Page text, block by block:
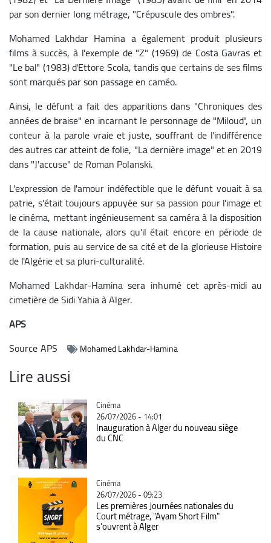
par son dernier long métrage, "Crépuscule des ombres".
Mohamed Lakhdar Hamina a également produit plusieurs
films à succès, à l'exemple de "Z" (1969) de Costa Gavras et
"Le bal" (1983) d'Ettore Scola, tandis que certains de ses films
sont marqués par son passage en caméo.
Ainsi, le défunt a fait des apparitions dans "Chroniques des
années de braise" en incarnant le personnage de "Miloud", un
conteur à la parole vraie et juste, souffrant de l'indifférence
des autres car atteint de folie, "La dernière image" et en 2019
dans "J'accuse" de Roman Polanski.
L'expression de l'amour indéfectible que le défunt vouait à sa
patrie, s'était toujours appuyée sur sa passion pour l'image et
le cinéma, mettant ingénieusement sa caméra à la disposition
de la cause nationale, alors qu'il était encore en période de
formation, puis au service de sa cité et de la glorieuse Histoire
de l'Algérie et sa pluri-culturalité.
Mohamed Lakhdar-Hamina sera inhumé cet après-midi au
cimetière de Sidi Yahia à Alger.
APS
SourceAPS Mohamed Lakhdar-Hamina
Lire aussi
Catégorie
Cinéma
26/07/2026 - 14:01
Inauguration à Alger du nouveau siège
du CNC
Catégorie
Cinéma
26/07/2026 - 09:23
Les premières Journées nationales du
Court métrage, "Ayam Short Film"
s’ouvrent à Alger